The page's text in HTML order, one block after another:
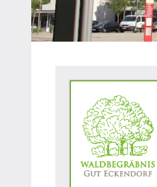
Heipke,
Leopoldshöhe,